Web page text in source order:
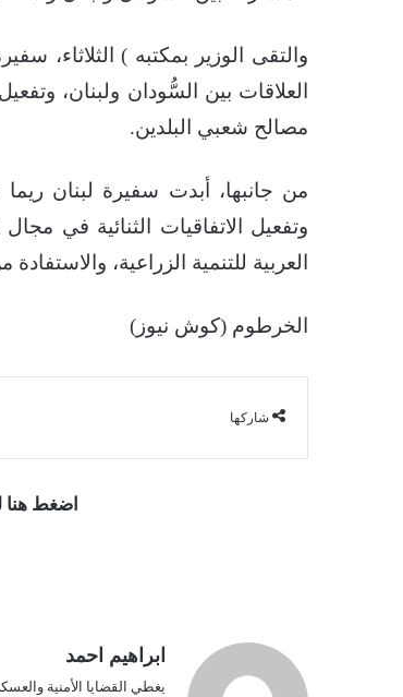
والتقى الوزير بمكتبه ) الثلاثاء،
العلاقات بين السُّودان ولبنان،
مصالح شعبي البلدين.
من جانبها، أبدت سفيرة لبنان
وتفعيل الاتفاقيات الثنائية في
العربية للتنمية الزراعية،
الخرطوم (كوش نيوز)
شاركها
اضغط
ابراهيم احمد
يغطي القضايا الأمنية